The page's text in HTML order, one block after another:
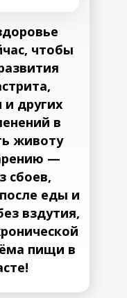
чтобы
и других
в
животу
—
сбоев,
еды и
вздутия,
пищи в
не
не
с
22-28 день